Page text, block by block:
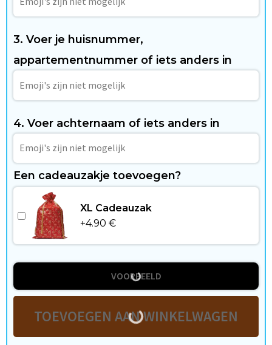
o
n
e
n
&
V
r
i
j
e
j
d
3. Voer je huisnummer,
appartementnummer of iets anders in
4. Voer achternaam of iets anders in
Een cadeauzakje toevoegen?
XL Cadeauzak
+4.90 €
VOORBEELD
TOEVOEGEN AAN WINKELWAGEN